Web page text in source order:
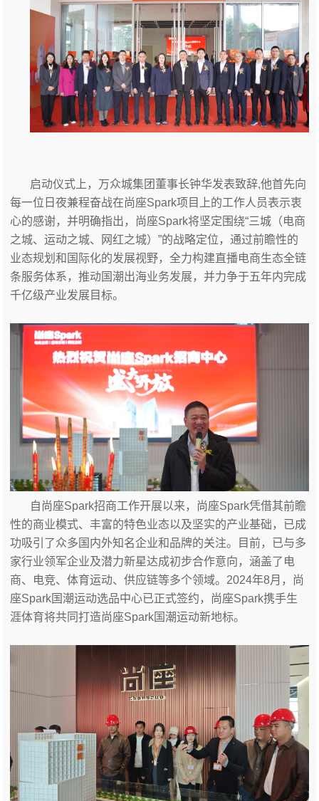
启动仪式上，万众城集团董事长钟华发表致辞,他首先向
每一位日夜兼程奋战在尚座Spark项目上的工作人员表示衷
心的感谢，并明确指出，尚座Spark将坚定围绕“三城（电商
之城、运动之城、网红之城）”的战略定位，通过前瞻性的
业态规划和国际化的发展视野，全力构建直播电商生态全链
条服务体系，推动国潮出海业务发展，并力争于五年内完成
千亿级产业发展目标。
自尚座Spark招商工作开展以来，尚座Spark凭借其前瞻
性的商业模式、丰富的特色业态以及坚实的产业基础，已成
功吸引了众多国内外知名企业和品牌的关注。目前，已与多
家行业领军企业及潜力新星达成初步合作意向，涵盖了电
商、电竞、体育运动、供应链等多个领域。2024年8月，尚
座Spark国潮运动选品中心已正式签约，尚座Spark携手生
涯体育将共同打造尚座Spark国潮运动新地标。